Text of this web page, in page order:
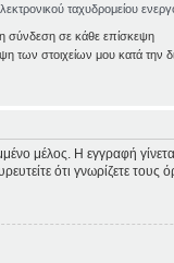
ταχυδρομείου
σύνδεση σε κάθε επίσκεψη
των στοιχείων μου κατά την
μέλος. Η εγγραφή
ότι γνωρίζετε